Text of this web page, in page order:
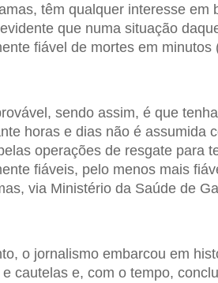
têm qualquer interesse em
que numa situação
fiável de mortes em minutos
sendo assim, é que
horas e dias não é assumida
operações de resgate para
fiáveis, pelo menos mais
via Ministério da Saúde de
o jornalismo embarcou em
cautelas e, com o tempo,